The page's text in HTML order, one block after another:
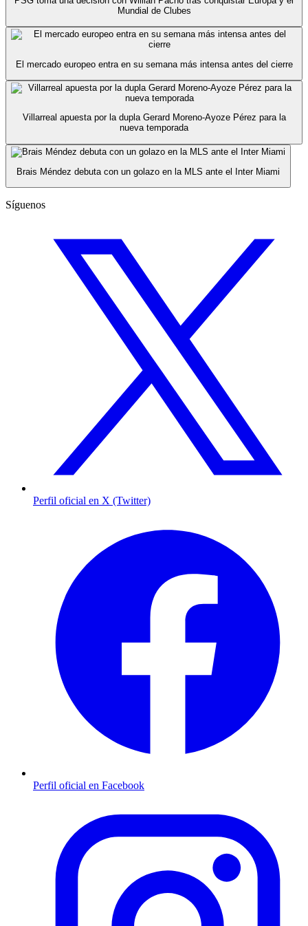
Mundial de Clubes
El mercado europeo entra en su semana más intensa antes del cierre
Villarreal apuesta por la dupla Gerard Moreno-Ayoze Pérez para la
nueva temporada
Brais Méndez debuta con un golazo en la MLS ante el Inter Miami
Síguenos
Perfil oficial en X (Twitter)
Perfil oficial en Facebook